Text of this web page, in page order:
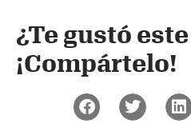
¿Te gustó
¡Compártelo!